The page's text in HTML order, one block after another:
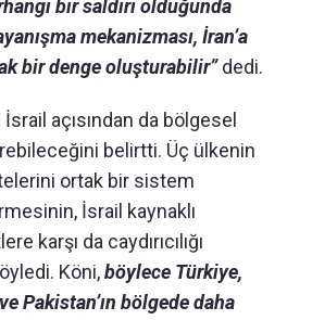
bir saldırı olduğunda
mekanizması, İran’a
bir denge oluşturabilir”dedi.
açısından da bölgesel
belirtti. Üç ülkenin
ortak bir sistem
İsrail kaynaklı
karşı da caydırıcılığı
Köni,böylece Türkiye,
Pakistan’ın bölgede daha